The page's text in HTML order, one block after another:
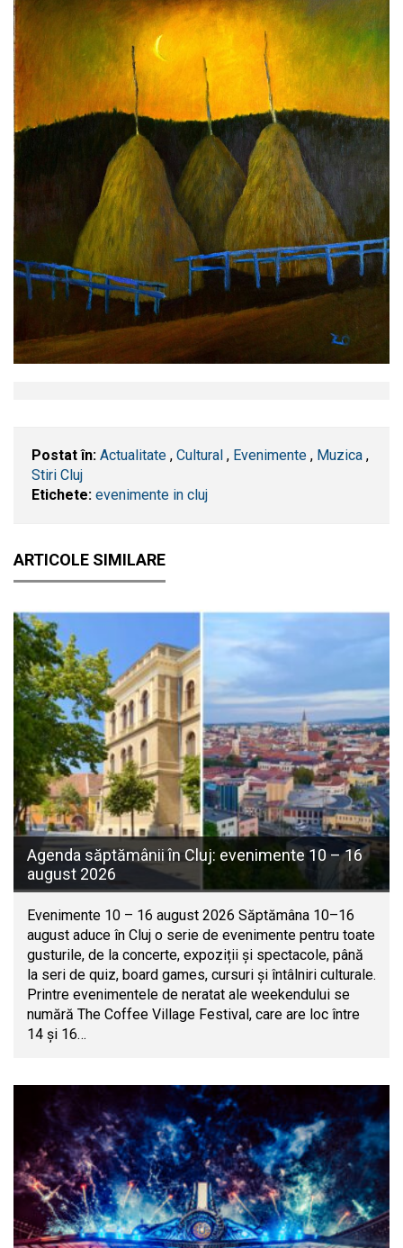
Postat în: Actualitate , Cultural , Evenimente , Muzica ,
Stiri Cluj
Etichete: evenimente in cluj
ARTICOLE SIMILARE
Agenda săptămânii în Cluj: evenimente 10 – 16
august 2026
Evenimente 10 – 16 august 2026 Săptămâna 10–16
august aduce în Cluj o serie de evenimente pentru toate
gusturile, de la concerte, expoziții și spectacole, până
la seri de quiz, board games, cursuri și întâlniri culturale.
Printre evenimentele de neratat ale weekendului se
numără The Coffee Village Festival, care are loc între
14 și 16…